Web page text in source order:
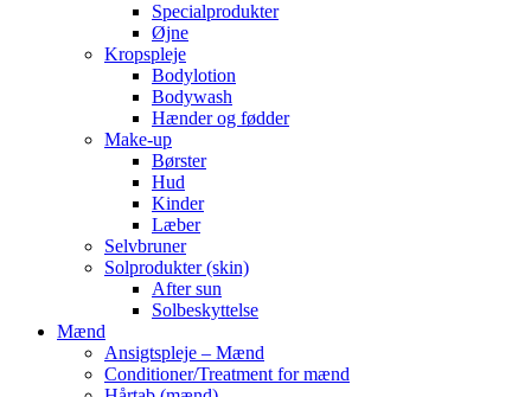
Specialprodukter
Øjne
Kropspleje
Bodylotion
Bodywash
Hænder og fødder
Make-up
Børster
Hud
Kinder
Læber
Selvbruner
Solprodukter (skin)
After sun
Solbeskyttelse
Mænd
Ansigtspleje – Mænd
Conditioner/Treatment for mænd